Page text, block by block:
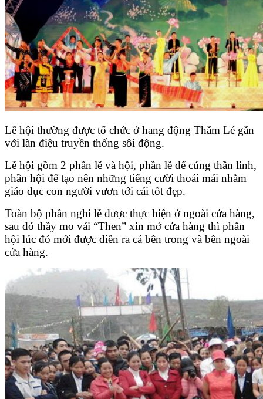
Lễ hội thường được tổ chức ở hang động Thẳm Lé gắn
với làn điệu truyền thống sôi động.
Lễ hội gồm 2 phần lễ và hội, phần lễ để cúng thần linh,
phần hội để tạo nên những tiếng cười thoải mái nhằm
giáo dục con người vươn tới cái tốt đẹp.
Toàn bộ phần nghi lễ được thực hiện ở ngoài cửa hàng,
sau đó thầy mo vái “Then” xin mở cửa hàng thì phần
hội lúc đó mới được diễn ra cả bên trong và bên ngoài
cửa hàng.